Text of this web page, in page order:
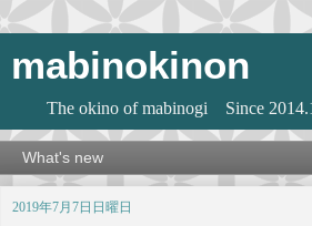
mabinokinon
The okino of mabinogi Since
2019年7月7日日曜日